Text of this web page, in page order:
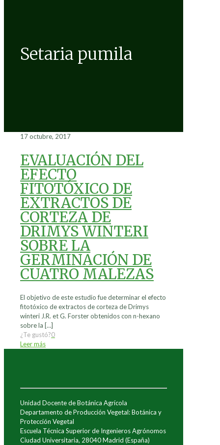
Setaria pumila
17 octubre, 2017
EVALUACIÓN DEL
EFECTO
FITOTÓXICO DE
EXTRACTOS DE
CORTEZA DE
DRIMYS WINTERI
SOBRE LA
GERMINACIÓN DE
CUATRO MALEZAS
El objetivo de este estudio fue determinar el efecto
fitotóxico de extractos de corteza de Drimys
winteri J.R. et G. Forster obtenidos con n-hexano
sobre la […]
¿Te gustó?0
Leer más
Unidad Docente de Botánica Agrícola
Departamento de Producción Vegetal: Botánica y
Protección Vegetal
Escuela Técnica Superior de Ingenieros Agrónomos
Ciudad Universitaria, 28040 Madrid (España)